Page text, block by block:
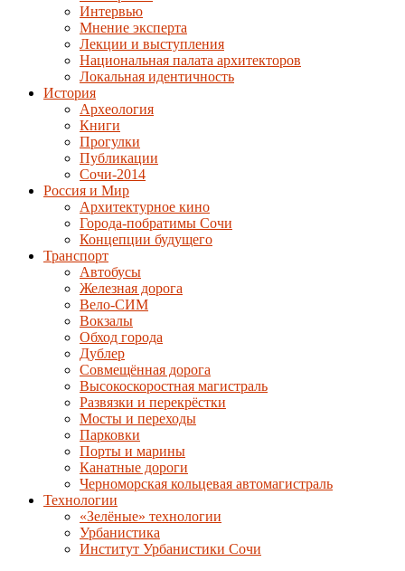
Интервью
Мнение эксперта
Лекции и выступления
Национальная палата архитекторов
Локальная идентичность
История
Археология
Книги
Прогулки
Публикации
Сочи-2014
Россия и Мир
Архитектурное кино
Города-побратимы Сочи
Концепции будущего
Транспорт
Автобусы
Железная дорога
Вело-СИМ
Вокзалы
Обход города
Дублер
Совмещённая дорога
Высокоскоростная магистраль
Развязки и перекрёстки
Мосты и переходы
Парковки
Порты и марины
Канатные дороги
Черноморская кольцевая автомагистраль
Технологии
«Зелёные» технологии
Урбанистика
Институт Урбанистики Сочи